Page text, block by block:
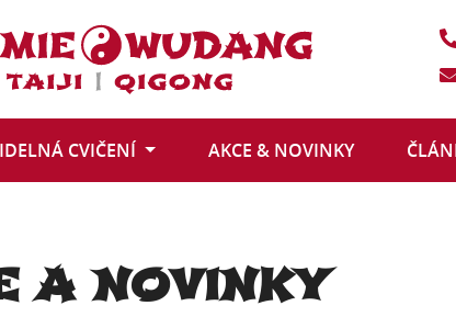
CVIČENÍ AKCE & NOVINKY
A NOVINKY